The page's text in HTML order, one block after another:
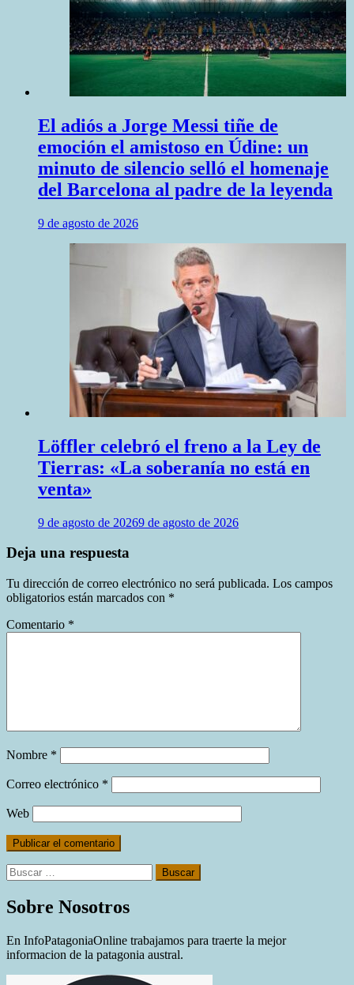
El adiós a Jorge Messi tiñe de
emoción el amistoso en Údine: un
minuto de silencio selló el homenaje
del Barcelona al padre de la leyenda
9 de agosto de 2026
Löffler celebró el freno a la Ley de
Tierras: «La soberanía no está en
venta»
9 de agosto de 20269 de agosto de 2026
Deja una respuesta
Tu dirección de correo electrónico no será publicada. Los campos
obligatorios están marcados con *
Comentario *
Nombre *
Correo electrónico *
Web
Buscar:
Sobre Nosotros
En InfoPatagoniaOnline trabajamos para traerte la mejor
informacion de la patagonia austral.